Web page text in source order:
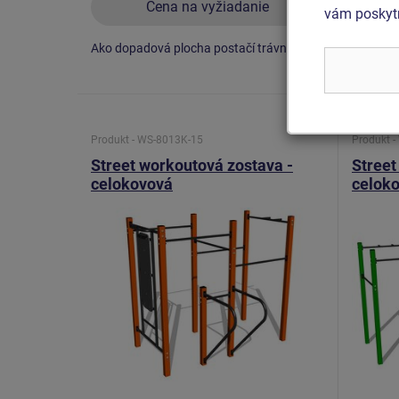
Cena na vyžiadanie
Ako dopadová plocha postačí trávnik. Ako
Produkt - WS-8013K-15
Street workoutová zostava -
celokovová
Produkt -
vám